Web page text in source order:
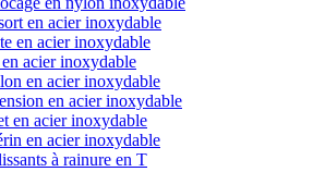
en acier inoxydable
en acier inoxydable
acier inoxydable
en acier inoxydable
en acier inoxydable
en acier inoxydable
en acier inoxydable
à rainure en T